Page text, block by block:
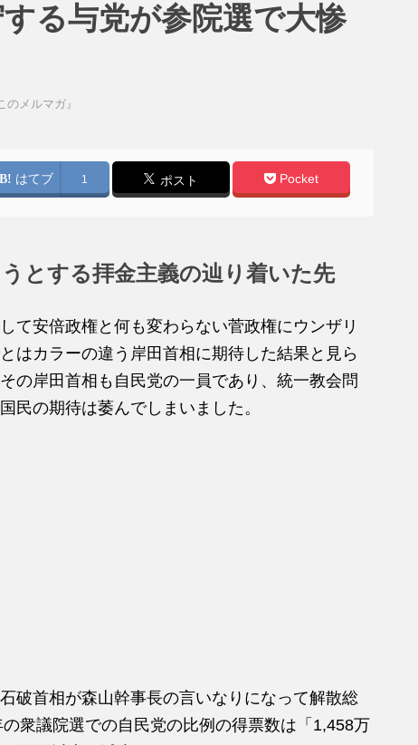
る与党が参院選で大惨
のメルマガ』
はてブ 1 ポスト Pocket
とする拝金主義の辿り着いた先
て安倍政権と何も変わらない菅政権にウンザリ
はカラーの違う岸田首相に期待した結果と見ら
の岸田首相も自民党の一員であり、統一教会問
民の期待は萎んでしまいました。
破首相が森山幹事長の言いなりになって解散総
衆議院選での自民党の比例の得票数は「1,458万